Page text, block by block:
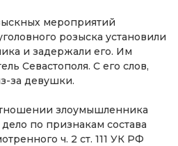
мероприятий
розыска установили
и задержали его. Им
Севастополя. С его слов,
за девушки.
злоумышленника
по признакам состава
ч. 2 ст. 111 УК РФ